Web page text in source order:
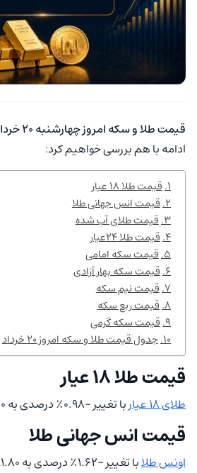
قیمت طلا و سکه امروز چهارشنبه ۲۰ خرداد ۱۴۰۵
ادامه با هم بررسی خواهیم کرد:
قیمت طلا ۱۸ عیار
قیمت انس جهانی طلا
قیمت طلای آب شده
قیمت طلا ۲۴عیار
قیمت سکه امامی
قیمت سکه بهار آزادی
قیمت نیم سکه
قیمت ربع سکه
قیمت سکه گرمی
جدول قیمت طلا و سکه امروز ۲۰ خرداد
قیمت طلا ۱۸ عیار
طلای ۱۸ عیار با تغییر -۰.۹۸٪ درصدی به ۱۷٬۷۵۲٬۰۰۰ تومان رسید.
قیمت انس جهانی طلا
اونس طلابا تغییر -۱.۶۲٪ درصدی به ۴٬۱۹۱.۸۰